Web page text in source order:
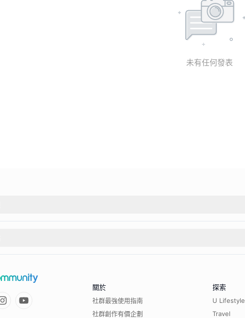
未有任何發表
關於
社群最強使用指南
社群創作有價企劃
探索
U Lifestyle
Travel